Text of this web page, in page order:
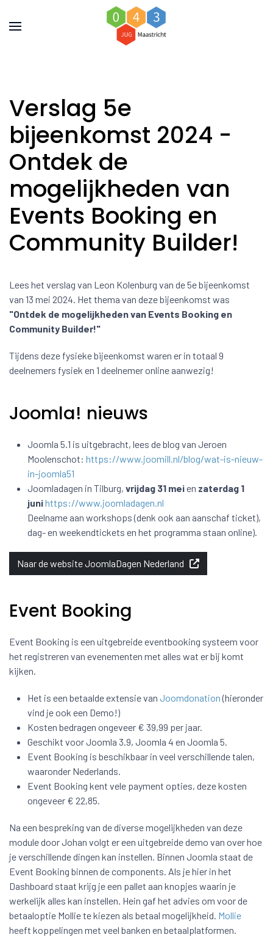
Verslag 5e
bijeenkomst 2024 -
Ontdek de
mogelijkheden van
Events Booking en
Community Builder!
Lees het verslag van Leon Kolenburg van de 5e bijeenkomst
van 13 mei 2024. Het thema van deze bijeenkomst was
"Ontdek de mogelijkheden van Events Booking en
Community Builder!"
Tijdens deze fysieke bijeenkomst waren er in totaal 9
deelnemers fysiek en 1 deelnemer online aanwezig!
Joomla! nieuws
Joomla 5.1 is uitgebracht, lees de blog van Jeroen
Moolenschot: https://www.joomill.nl/blog/wat-is-nieuw-
in-joomla51
Joomladagen in Tilburg, vrijdag 31 meien zaterdag 1
junihttps://www.joomladagen.nl
Deelname aan workshops (denk ook aan aanschaf ticket),
dag- en weekendtickets en het programma staan online).
Naar de website JoomlaDagen Nederland
Event Booking
Event Booking is een uitgebreide eventbooking systeem voor
het registreren van evenementen met alles wat er bij komt
kijken.
Het is een betaalde extensie van Joomdonation(hieronder
vind je ook een Demo!)
Kosten bedragen ongeveer € 39,99 per jaar.
Geschikt voor Joomla 3.9, Joomla 4 en Joomla 5.
Event Booking is beschikbaar in veel verschillende talen,
waaronder Nederlands.
Event Booking kent vele payment opties, deze kosten
ongeveer € 22,85.
Na een bespreking van de diverse mogelijkheden van deze
module door Johan volgt er een uitgebreide demo van over hoe
je verschillende dingen kan instellen. Binnen Joomla staat de
Event Booking binnen de components. Als je hier in het
Dashboard staat krijg je een pallet aan knopjes waarin je
werkelijk alles kan instellen. Hein gaf het advies om voor de
betaaloptie Mollie te kiezen als betaal mogelijkheid. Mollie
heeft koppelingen met veel banken en betaalplatformen.